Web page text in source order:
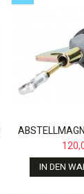
FÜR CASE
IN DEN